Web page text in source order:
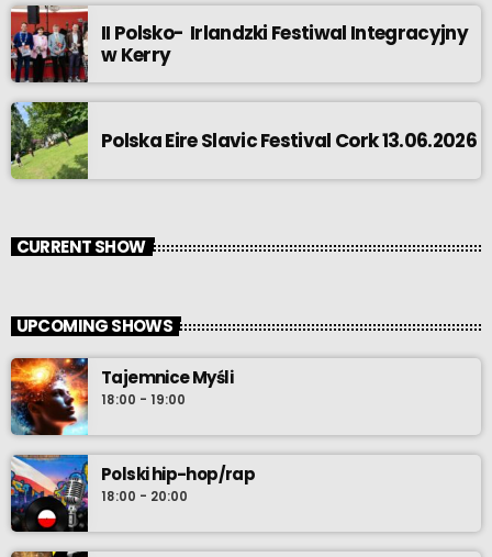
II Polsko- Irlandzki Festiwal Integracyjny
w Kerry
Polska Eire Slavic Festival Cork 13.06.2026
CURRENT SHOW
UPCOMING SHOWS
Tajemnice Myśli
18:00 - 19:00
Polski hip-hop/rap
18:00 - 20:00